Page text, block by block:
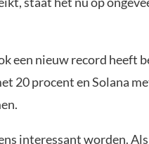
een nieuw record heeft
20 procent en Solana
interessant worden.